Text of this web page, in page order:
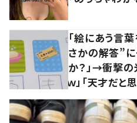
「絵にあう言
さかの解答”に
か？」→衝撃の
ｗ」「天才だと